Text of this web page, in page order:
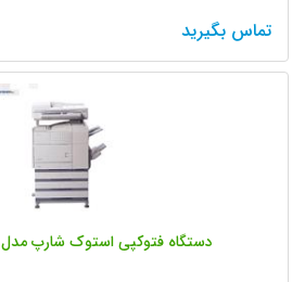
تماس بگیرید
دستگاه فتوکپی استوک شارپ مدل Sharp im3511